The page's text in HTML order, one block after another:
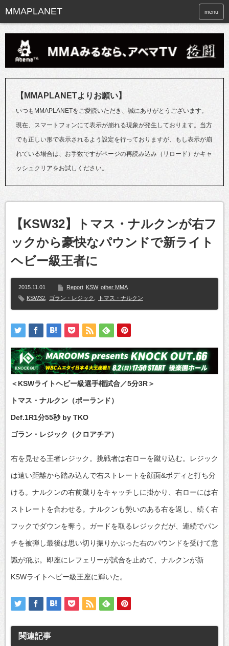
menu
【MMAPLANETよりお願い】
いつもMMAPLANETをご愛読いただき、誠にありがとうございます。
現在、スマートフォンにて表示が崩れる現象が発生しております。当方
でも正しい形で表示されるよう設定を行っておりますが、もし表示が崩
れている場合は、お手数ですがページの再読み込み（リロード）かキャ
ッシュクリアをお試しください。
【KSW32】トマス・ナルクンが右フ
ックから豪快なパウンドで新ライト
ヘビー級王者に
2015.11.01 Report KSW other MMA
KSW32
ゴラン・レジック トマス・ナルクン
＜KSWライトヘビー級選手権試合／5分3R＞
トマス・ナルクン（ポーランド）
Def.1R1分55秒 by TKO
ゴラン・レジック（クロアチア）
右を見せる王者レジック。挑戦者は右ローを蹴り込む。レジック
は遠い距離から踏み込んで右ストレートを顔面&ボディと打ち分
ける。ナルクンの右前蹴りをキャッチしに掛かり、右ローには右
ストレートを合わせる。ナルクンも勢いのある右を返し、続く右
フックでダウンを奪う。ガードを取るレジックだが、連続でパン
チを被弾し最後は思い切り振りかぶった右のパウンドを受けて意
識が飛ぶ。即座にレフェリーが試合を止めて、ナルクンが新
KSWライトヘビー級王座に輝いた。
関連記事